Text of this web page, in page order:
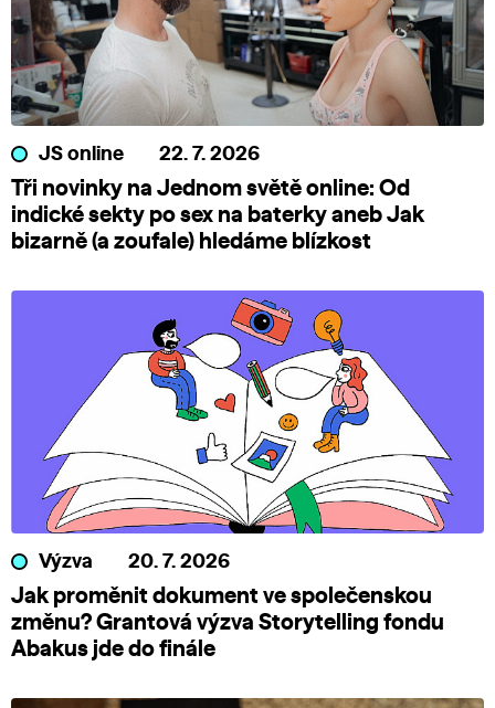
JS online 22. 7. 2026
Tři novinky na Jednom světě online: Od
indické sekty po sex na baterky aneb Jak
bizarně (a zoufale) hledáme blízkost
Výzva 20. 7. 2026
Jak proměnit dokument ve společenskou
změnu? Grantová výzva Storytelling fondu
Abakus jde do finále